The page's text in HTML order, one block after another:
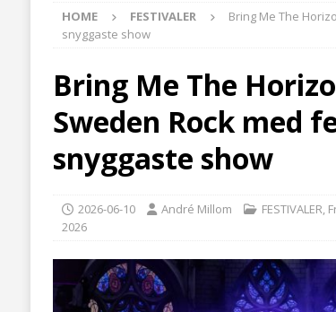
HOME FESTIVALER
Bring Me The
snyggaste show
Bring Me The
Sweden Rock med
snyggaste show
2026-06-10 André Millom FESTIVALER,
2026